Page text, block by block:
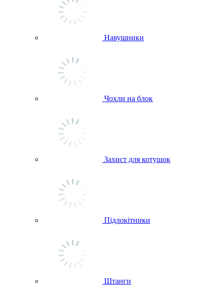
Навушники
Чохли на блок
Захист для котушок
Підлокітники
Штанги